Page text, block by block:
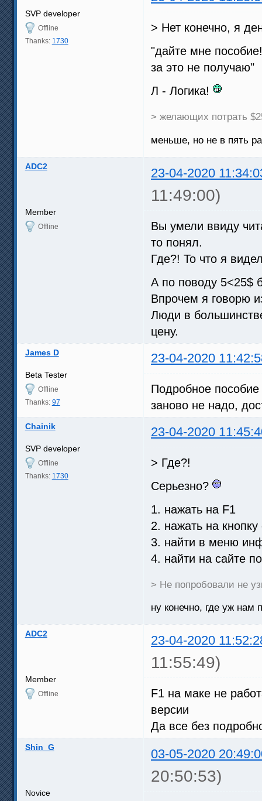
SVP developer
Offline
Thanks: 1730
> Нет конечно, я
"дайте мне
за это не получаю"
Л - Логика!
> желающих потрать
меньше, но не в пять
ADC2 23-04-2020
11:49:00)
Member
Offline
Вы умели ввиду
то понял.
Где?! То что я
А по поводу 5<25$
Впрочем я говорю
Люди в
цену.
James D 23-04-2020
Beta Tester
Offline
Thanks: 97
Подробное пособие
заново не надо,
Chainik 23-04-2020
SVP developer
Offline
Thanks: 1730
> Где?!
Серьезно?
1. нажать на F1
2. нажать на
3. найти в меню
4. найти на сайте
> Не попробовали не
ну конечно, где уж нам
ADC2 23-04-2020
11:55:49)
Member
Offline
F1 на маке не
версии
Да все без
Shin_G 03-05-2020
20:50:53)
Novice